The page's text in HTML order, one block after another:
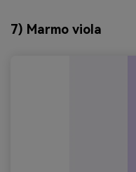
7) Marmo viola